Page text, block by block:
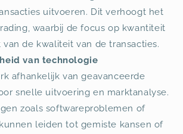
uitvoeren. Dit verhoogt het
waarbij de focus op kwantiteit
de kwaliteit van de transacties.
van technologie
afhankelijk van geavanceerde
snelle uitvoering en marktanalyse.
zoals softwareproblemen of
leiden tot gemiste kansen of